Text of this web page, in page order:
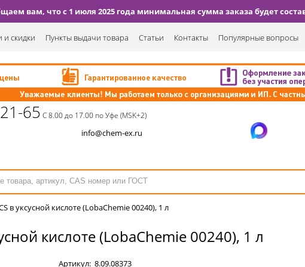
вам, что с 1 июля 2025 года минимальная сумма заказа будет
и скидки Пункты выдачи товара Статьи Контакты Популярные вопросы
65 С 8.00 до 17.00 по Уфе (MSK+2)
info@chem-ex.ru
в уксусной кислоте (LobaChemie 00240), 1 л
кислоте (LobaChemie 00240), 1 л
Артикул:8.09.08373